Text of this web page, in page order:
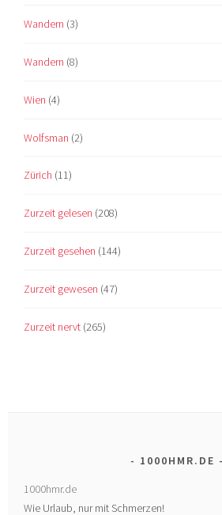
Wandern (3)
Wandern (8)
Wien (4)
Wolfsman (2)
Zürich (11)
Zurzeit gelesen (208)
Zurzeit gesehen (144)
Zurzeit gewesen (47)
Zurzeit nervt (265)
1000HMR.DE
1000hmr.de
Wie Urlaub, nur mit Schmerzen!